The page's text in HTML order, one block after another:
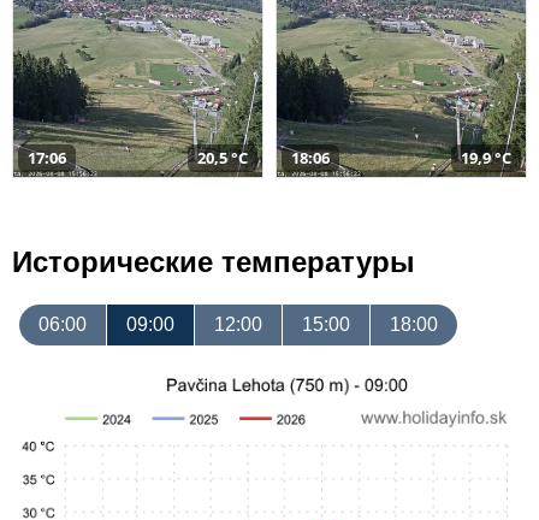
17:06 20,5 °C 18:06 19,9 °C
Исторические температуры
06:00 09:00 12:00 15:00 18:00